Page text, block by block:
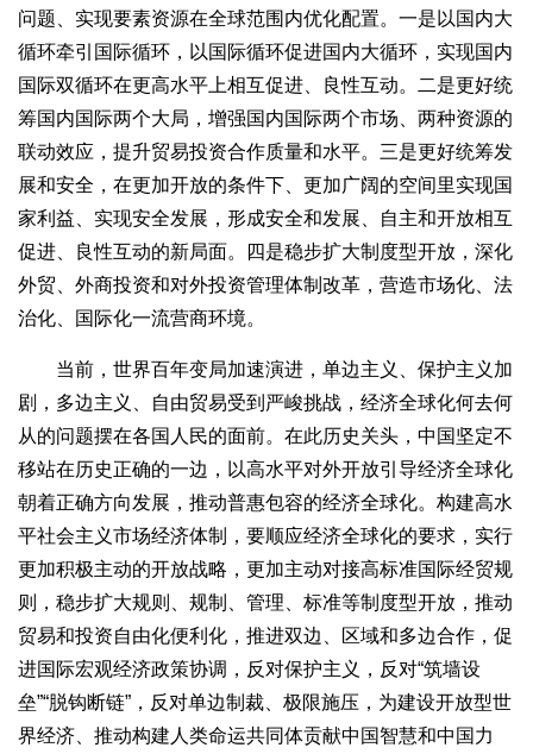
问题、实现要素资源在全球范围内优化配置。一是以国内大
循环牵引国际循环，以国际循环促进国内大循环，实现国内
国际双循环在更高水平上相互促进、良性互动。二是更好统
筹国内国际两个大局，增强国内国际两个市场、两种资源的
联动效应，提升贸易投资合作质量和水平。三是更好统筹发
展和安全，在更加开放的条件下、更加广阔的空间里实现国
家利益、实现安全发展，形成安全和发展、自主和开放相互
促进、良性互动的新局面。四是稳步扩大制度型开放，深化
外贸、外商投资和对外投资管理体制改革，营造市场化、法
治化、国际化一流营商环境。
当前，世界百年变局加速演进，单边主义、保护主义加
剧，多边主义、自由贸易受到严峻挑战，经济全球化何去何
从的问题摆在各国人民的面前。在此历史关头，中国坚定不
移站在历史正确的一边，以高水平对外开放引导经济全球化
朝着正确方向发展，推动普惠包容的经济全球化。构建高水
平社会主义市场经济体制，要顺应经济全球化的要求，实行
更加积极主动的开放战略，更加主动对接高标准国际经贸规
则，稳步扩大规则、规制、管理、标准等制度型开放，推动
贸易和投资自由化便利化，推进双边、区域和多边合作，促
进国际宏观经济政策协调，反对保护主义，反对“筑墙设
垒”“脱钩断链”，反对单边制裁、极限施压，为建设开放型世
界经济、推动构建人类命运共同体贡献中国智慧和中国力